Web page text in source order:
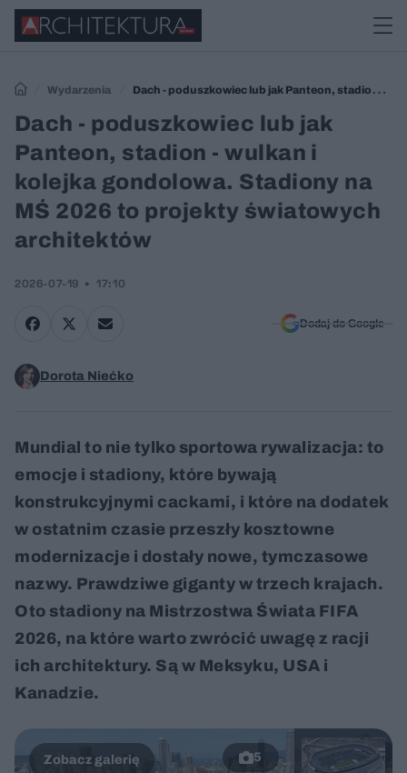
Wydarzenia
Dach - poduszkowiec lub jak Panteon, stadion -
wulkan i kolejka gondolowa. Stadiony na MŚ 2026 to projekty
światowych architektów
Dach - poduszkowiec lub jak
Panteon, stadion - wulkan i
kolejka gondolowa. Stadiony na
MŚ 2026 to projekty światowych
architektów
2026-07-19 17:10
Dodaj do Google
Dorota Niećko
Mundial to nie tylko sportowa rywalizacja: to
emocje i stadiony, które bywają
konstrukcyjnymi cackami, i które na dodatek
w ostatnim czasie przeszły kosztowne
modernizacje i dostały nowe, tymczasowe
nazwy. Prawdziwe giganty w trzech krajach.
Oto stadiony na Mistrzostwa Świata FIFA
2026, na które warto zwrócić uwagę z racji
ich architektury. Są w Meksyku, USA i
Kanadzie.
5